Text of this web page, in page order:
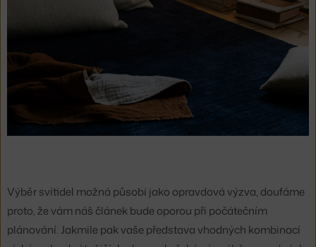
Výběr svítidel možná působí jako opravdová výzva, doufáme
proto, že vám náš článek bude oporou při počátečním
plánování. Jakmile pak vaše představa vhodných kombinací